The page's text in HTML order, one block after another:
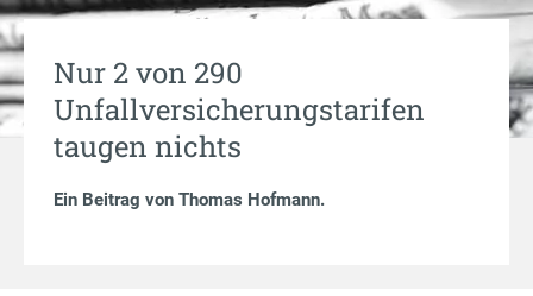
Nur 2 von 290
Unfallversicherungstarifen
taugen nichts
Ein Beitrag von Thomas Hofmann.